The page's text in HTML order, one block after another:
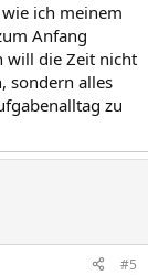
ich meinem
Anfang
will die Zeit nicht
sondern alles
zu
#5